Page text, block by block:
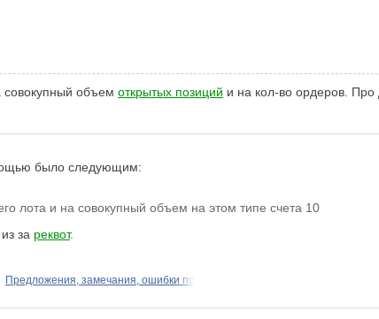
совокупный объем открытых позиций и на кол-во ордеров. Про
было следующим:
лота и на совокупный объем на этом типе счета 10
за реквот.
Предложения, замечания, ошибки по